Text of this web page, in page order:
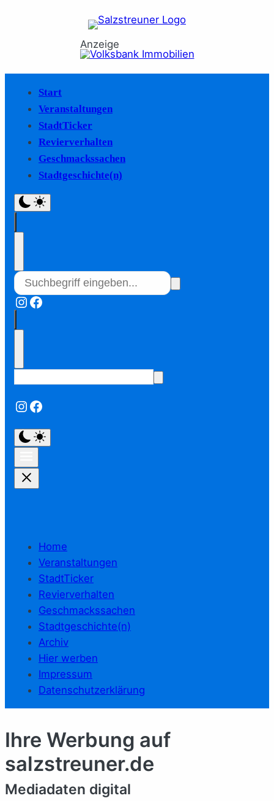
Anzeige
Start
Veranstaltungen
StadtTicker
Revierverhalten
Geschmackssachen
Stadtgeschichte(n)
Instagram
Facebook
Instagram
Facebook
Home
Veranstaltungen
StadtTicker
Revierverhalten
Geschmackssachen
Stadtgeschichte(n)
Archiv
Hier werben
Impressum
Datenschutzerklärung
Ihre Werbung auf
salzstreuner.de
Mediadaten digital